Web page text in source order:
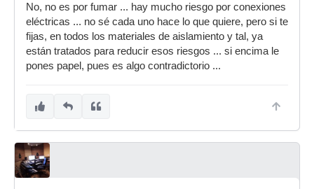
No, no es por fumar ... hay mucho riesgo por conexiones
eléctricas ... no sé cada uno hace lo que quiere, pero si te
fijas, en todos los materiales de aislamiento y tal, ya
están tratados para reducir esos riesgos ... si encima le
pones papel, pues es algo contradictorio ...